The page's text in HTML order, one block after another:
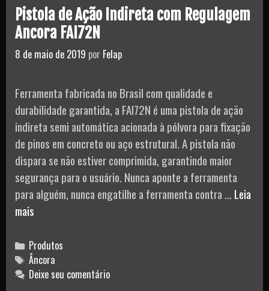
Pistola de Ação Indireta com Regulagem
Ancora FAI72N
8 de maio de 2019 por Felap
Ferramenta fabricada no Brasil com qualidade e
durabilidade garantida, a FAI72N é uma pistola de ação
indireta semi automática acionada à pólvora para fixação
de pinos em concreto ou aço estrutural. A pistola não
dispara se não estiver comprimida, garantindo maior
segurança para o usuário. Nunca aponte a ferramenta
para alguém, nunca engatilhe a ferramenta contra … Leia
mais
Ação
Indireta
com
Categories
Produtos
Tags
Âncora
Deixe seu comentário